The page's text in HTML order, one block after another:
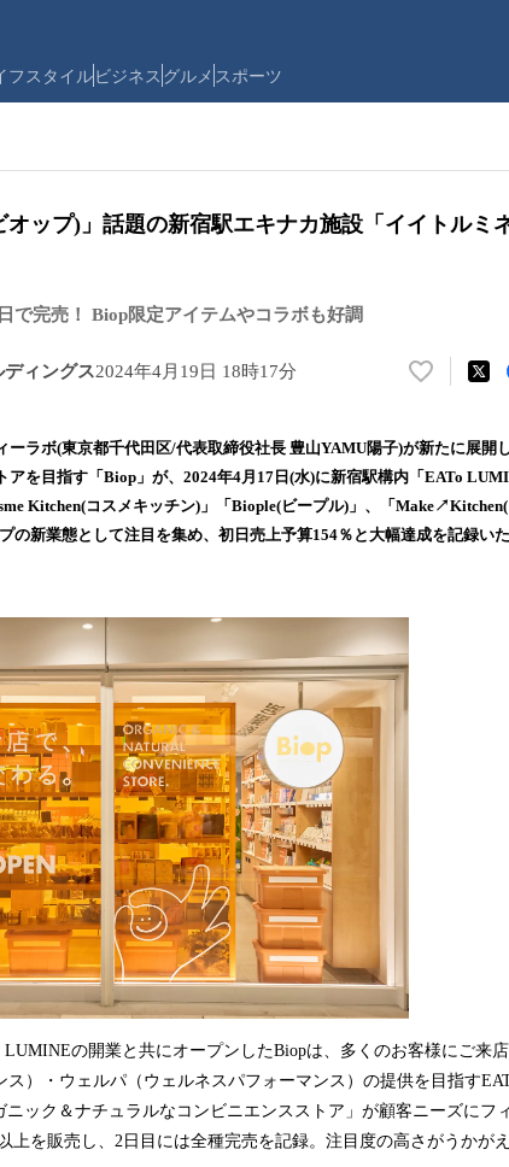
フスタイルビジネス グルメ スポーツ
ップ)」話題の新宿駅エキナカ施設「イイトルミ
で完売！ Biop限定アイテムやコラボも好調
ィングス2024年4月19日 18時17分
い
！
数
を
読
ーラボ(東京都千代田区/代表取締役社長 豊山YAMU陽子)が新たに展開
アを目指す「Biop」が、2024年4月17日(水)に新宿駅構内「EATo
Kitchen(コスメキッチン)」「Biople(ビープル)」、「
の新業態として注目を集め、初日売上予算154％と大幅達成を記録いた
LUMINEの開業と共にオープンしたBiopは、多くのお客様にご来
ス）・ウェルパ（ウェルネスパフォーマンス）の提供を目指す
ニック＆ナチュラルなコンビニエンスストア」が顧客ニーズにフ
上を販売し、2日目には全種完売を記録。注目度の高さがうかが